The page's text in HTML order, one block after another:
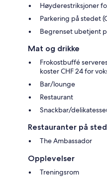
Høyderestriksjoner
Parkering på stedet
Begrenset ubetjent
Mat og drikke
Frokostbuffé
koster CHF 24 for
Bar/lounge
Restaurant
Snackbar/
Restauranter på
The Ambassador
Opplevelser
Treningsrom